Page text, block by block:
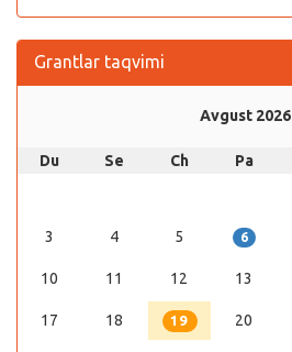
Grantlar taqvimi
Avgust 2026
Du Se Ch Pa
3 4 5 6
10 11 12 13
17 18 19 20